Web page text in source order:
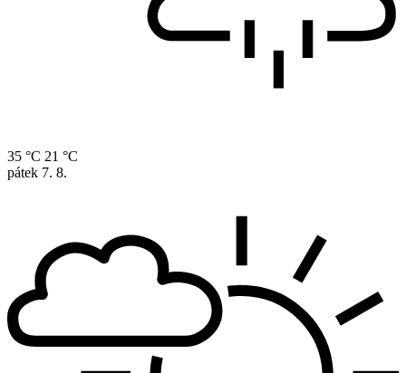
35 °C 21 °C
pátek 7. 8.